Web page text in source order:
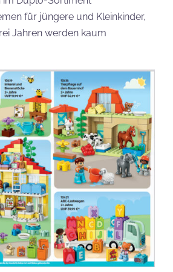
für jüngere und Kleinkinder,
Jahren werden kaum